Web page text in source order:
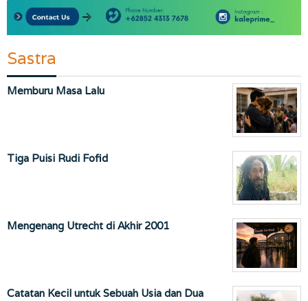
Sastra
Memburu Masa Lalu
Tiga Puisi Rudi Fofid
Mengenang Utrecht di Akhir 2001
Catatan Kecil untuk Sebuah Usia dan Dua